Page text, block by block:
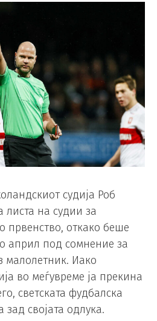
судија Роб
листа на судии за
првенство, откако беше
април под сомнение за
малолетник. Иако
во меѓувреме ја прекина
светската фудбалска
зад својата одлука.